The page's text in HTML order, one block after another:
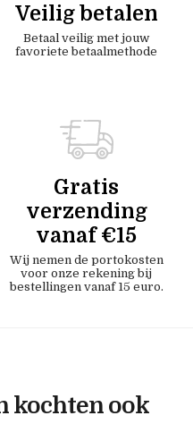
Veilig betalen
Betaal veilig met jouw
favoriete betaalmethode
Gratis
verzending
vanaf €15
Wij nemen de portokosten
voor onze rekening bij
bestellingen vanaf 15 euro.
kochten ook